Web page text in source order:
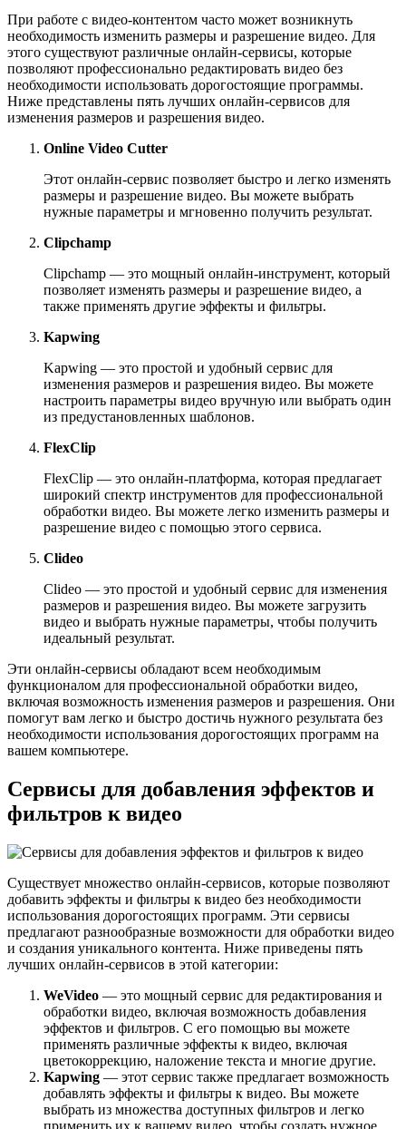
При работе с видео-контентом часто может возникнуть
необходимость изменить размеры и разрешение видео. Для
этого существуют различные онлайн-сервисы, которые
позволяют профессионально редактировать видео без
необходимости использовать дорогостоящие программы.
Ниже представлены пять лучших онлайн-сервисов для
изменения размеров и разрешения видео.
Online Video Cutter
Этот онлайн-сервис позволяет быстро и легко изменять
размеры и разрешение видео. Вы можете выбрать
нужные параметры и мгновенно получить результат.
Clipchamp
Clipchamp — это мощный онлайн-инструмент, который
позволяет изменять размеры и разрешение видео, а
также применять другие эффекты и фильтры.
Kapwing
Kapwing — это простой и удобный сервис для
изменения размеров и разрешения видео. Вы можете
настроить параметры видео вручную или выбрать один
из предустановленных шаблонов.
FlexClip
FlexClip — это онлайн-платформа, которая предлагает
широкий спектр инструментов для профессиональной
обработки видео. Вы можете легко изменить размеры и
разрешение видео с помощью этого сервиса.
Clideo
Clideo — это простой и удобный сервис для изменения
размеров и разрешения видео. Вы можете загрузить
видео и выбрать нужные параметры, чтобы получить
идеальный результат.
Эти онлайн-сервисы обладают всем необходимым
функционалом для профессиональной обработки видео,
включая возможность изменения размеров и разрешения. Они
помогут вам легко и быстро достичь нужного результата без
необходимости использования дорогостоящих программ на
вашем компьютере.
Сервисы для добавления эффектов и
фильтров к видео
Существует множество онлайн-сервисов, которые позволяют
добавить эффекты и фильтры к видео без необходимости
использования дорогостоящих программ. Эти сервисы
предлагают разнообразные возможности для обработки видео
и создания уникального контента. Ниже приведены пять
лучших онлайн-сервисов в этой категории:
WeVideo — это мощный сервис для редактирования и
обработки видео, включая возможность добавления
эффектов и фильтров. С его помощью вы можете
применять различные эффекты к видео, включая
цветокоррекцию, наложение текста и многие другие.
Kapwing — этот сервис также предлагает возможность
добавлять эффекты и фильтры к видео. Вы можете
выбрать из множества доступных фильтров и легко
применить их к вашему видео, чтобы создать нужное